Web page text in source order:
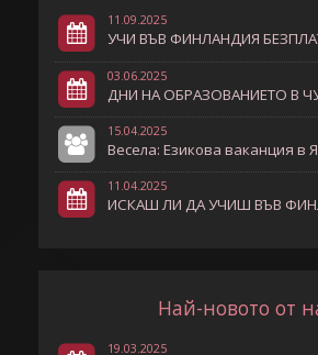
11.09.2025
УЧИ ВЪВ ФИНЛАНДИЯ
03.06.2025
ДНИ НА ОБРАЗОВАНИЕТО В
15.04.2025
Весела: Езикова ваканция в
11.04.2025
ИСКАШ ЛИ ДА УЧИШ ВЪВ
Най-новото от
19.03.2025